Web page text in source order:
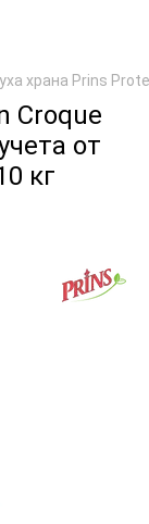
храна Prins
Croque
от
кг